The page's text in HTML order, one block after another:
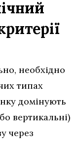
необхідно
типах
домінують
вертикальні)
через